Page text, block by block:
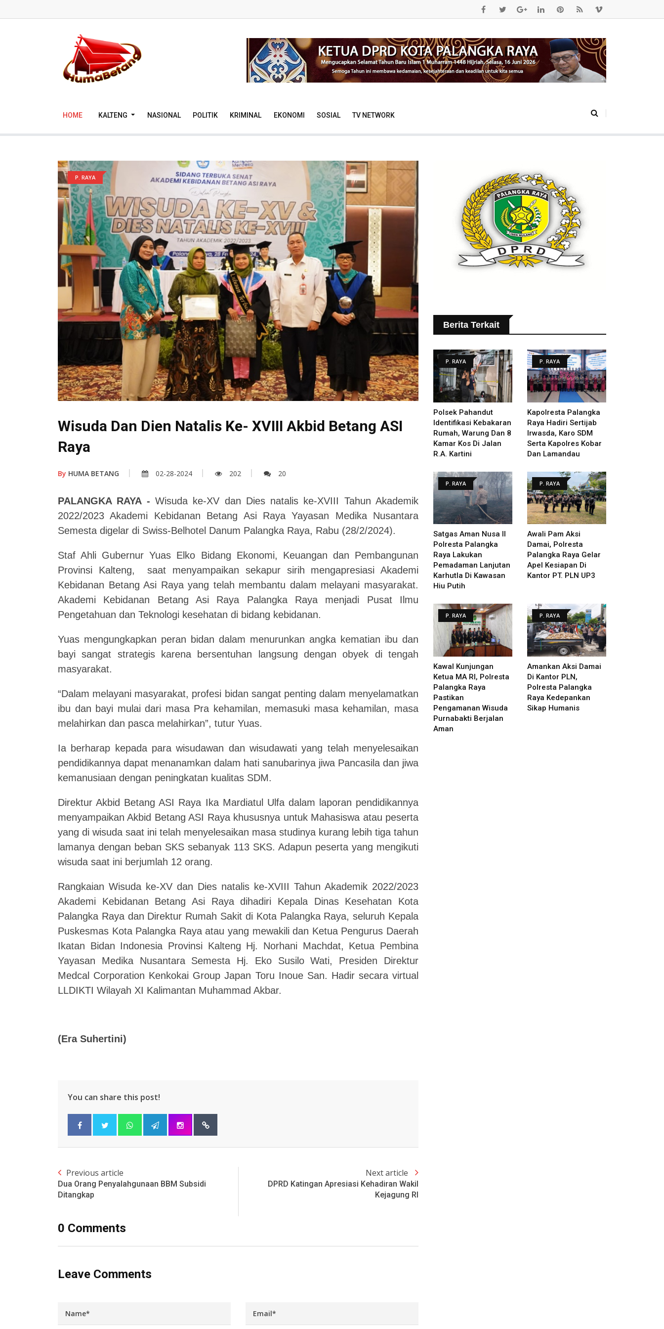
HOME KALTENG NASIONAL POLITIK KRIMINAL EKONOMI SOSIAL TV NETWORK
P. RAYA
Wisuda Dan Dien Natalis Ke- XVIII Akbid Betang ASI
Raya
By HUMA BETANG 02-28-2024 202 20
PALANGKA RAYA - Wisuda ke-XV dan Dies natalis ke-XVIII Tahun Akademik
2022/2023 Akademi Kebidanan Betang Asi Raya Yayasan Medika Nusantara
Semesta digelar di Swiss-Belhotel Danum Palangka Raya, Rabu (28/2/2024).
Staf Ahli Gubernur Yuas Elko Bidang Ekonomi, Keuangan dan Pembangunan
Provinsi Kalteng, saat menyampaikan sekapur sirih mengapresiasi Akademi
Kebidanan Betang Asi Raya yang telah membantu dalam melayani masyarakat.
Akademi Kebidanan Betang Asi Raya Palangka Raya menjadi Pusat Ilmu
Pengetahuan dan Teknologi kesehatan di bidang kebidanan.
Yuas mengungkapkan peran bidan dalam menurunkan angka kematian ibu dan
bayi sangat strategis karena bersentuhan langsung dengan obyek di tengah
masyarakat.
“Dalam melayani masyarakat, profesi bidan sangat penting dalam menyelamatkan
ibu dan bayi mulai dari masa Pra kehamilan, memasuki masa kehamilan, masa
melahirkan dan pasca melahirkan”, tutur Yuas.
Ia berharap kepada para wisudawan dan wisudawati yang telah menyelesaikan
pendidikannya dapat menanamkan dalam hati sanubarinya jiwa Pancasila dan jiwa
kemanusiaan dengan peningkatan kualitas SDM.
Direktur Akbid Betang ASI Raya Ika Mardiatul Ulfa dalam laporan pendidikannya
menyampaikan Akbid Betang ASI Raya khususnya untuk Mahasiswa atau peserta
yang di wisuda saat ini telah menyelesaikan masa studinya kurang lebih tiga tahun
lamanya dengan beban SKS sebanyak 113 SKS. Adapun peserta yang mengikuti
wisuda saat ini berjumlah 12 orang.
Rangkaian Wisuda ke-XV dan Dies natalis ke-XVIII Tahun Akademik 2022/2023
Akademi Kebidanan Betang Asi Raya dihadiri Kepala Dinas Kesehatan Kota
Palangka Raya dan Direktur Rumah Sakit di Kota Palangka Raya, seluruh Kepala
Puskesmas Kota Palangka Raya atau yang mewakili dan Ketua Pengurus Daerah
Ikatan Bidan Indonesia Provinsi Kalteng Hj. Norhani Machdat, Ketua Pembina
Yayasan Medika Nusantara Semesta Hj. Eko Susilo Wati, Presiden Direktur
Medcal Corporation Kenkokai Group Japan Toru Inoue San. Hadir secara virtual
LLDIKTI Wilayah XI Kalimantan Muhammad Akbar.
(Era Suhertini)
You can share this post!
Previous article
Dua Orang Penyalahgunaan BBM Subsidi
Ditangkap
Next article
DPRD Katingan Apresiasi Kehadiran Wakil
Kejagung RI
0 Comments
Leave Comments
Berita Terkait
P. RAYA
Polsek Pahandut
Identifikasi Kebakaran
Rumah, Warung Dan 8
Kamar Kos Di Jalan
R.A. Kartini
P. RAYA
Kapolresta Palangka
Raya Hadiri Sertijab
Irwasda, Karo SDM
Serta Kapolres Kobar
Dan Lamandau
P. RAYA
Satgas Aman Nusa II
Polresta Palangka
Raya Lakukan
Pemadaman Lanjutan
Karhutla Di Kawasan
Hiu Putih
P. RAYA
Awali Pam Aksi
Damai, Polresta
Palangka Raya Gelar
Apel Kesiapan Di
Kantor PT. PLN UP3
P. RAYA
Kawal Kunjungan
Ketua MA RI, Polresta
Palangka Raya
Pastikan
Pengamanan Wisuda
Purnabakti Berjalan
Aman
P. RAYA
Amankan Aksi Damai
Di Kantor PLN,
Polresta Palangka
Raya Kedepankan
Sikap Humanis